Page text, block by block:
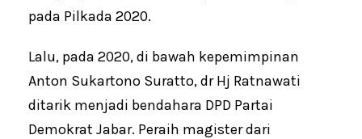
pada Pilkada 2020.
Lalu, pada 2020, di bawah kepemimpinan
Anton Sukartono Suratto, dr Hj Ratnawati
ditarik menjadi bendahara DPD Partai
Demokrat Jabar. Peraih magister dari